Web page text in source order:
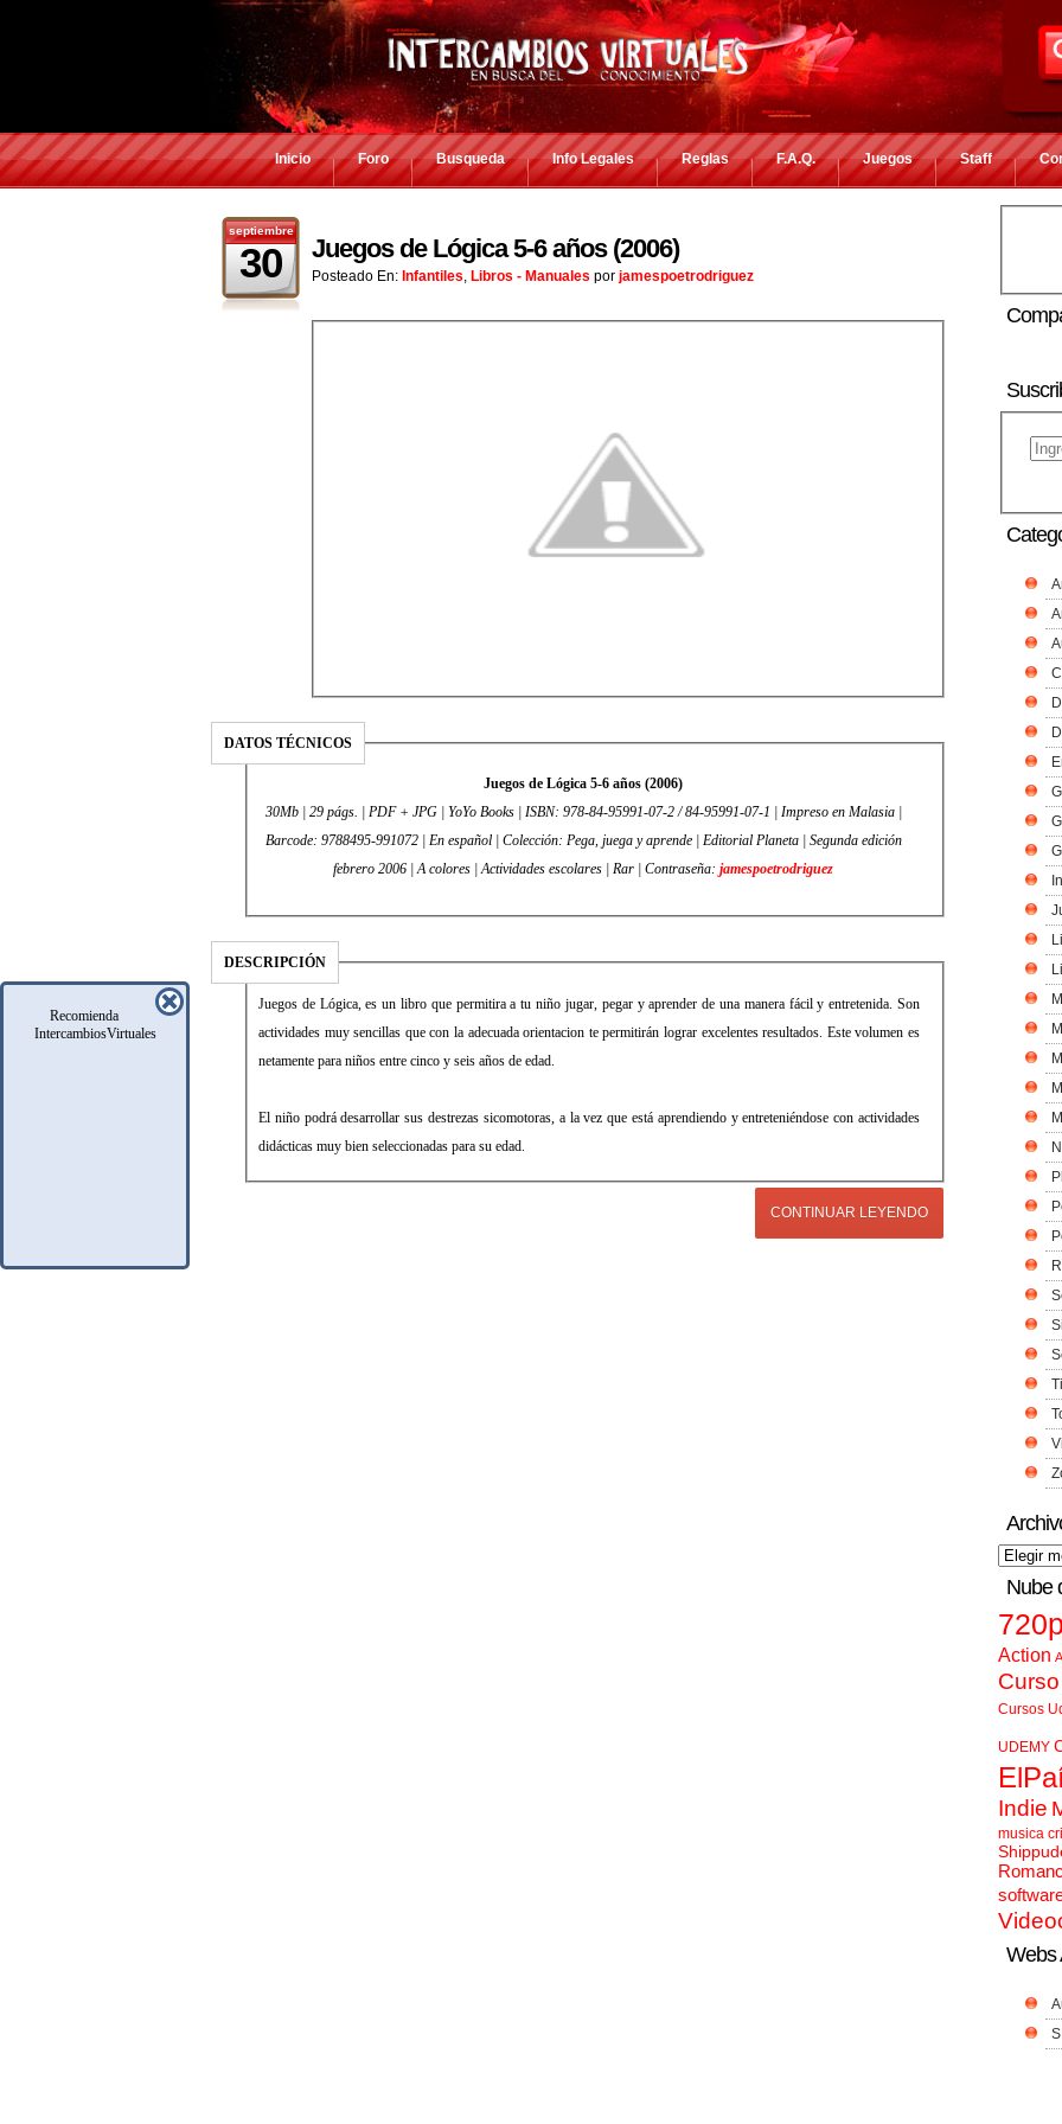
Recomienda
IntercambiosVirtuales
Inicio Foro Busqueda Info Legales Reglas F.A.Q. Juegos Staff
septiembre
30 Juegos de Lógica 5-6 años (2006)
Posteado En: Infantiles, Libros - Manuales por jamespoetrodriguez
DATOS TÉCNICOS
Juegos de Lógica 5-6 años (2006)
30Mb | 29 págs. | PDF + JPG | YoYo Books | ISBN: 978-84-95991-07-2 / 84-95991-07-1 | Impreso en Malasia |
Barcode: 9788495-991072 | En español | Colección: Pega, juega y aprende | Editorial Planeta | Segunda edición
febrero 2006 | A colores | Actividades escolares | Rar | Contraseña: jamespoetrodriguez
DESCRIPCIÓN
Juegos de Lógica, es un libro que permitira a tu niño jugar, pegar y aprender de una manera fácil y entretenida. Son
actividades muy sencillas que con la adecuada orientacion te permitirán lograr excelentes resultados. Este volumen es
netamente para niños entre cinco y seis años de edad.
El niño podrá desarrollar sus destrezas sicomotoras, a la vez que está aprendiendo y entreteniéndose con actividades
didácticas muy bien seleccionadas para su edad.
CONTINUAR LEYENDO
Nube
Action
Cursos
UDEMY
Indie
musica
Webs